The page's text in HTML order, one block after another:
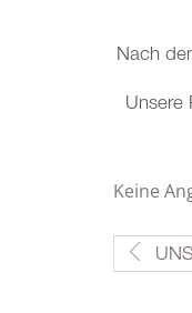
Nach
Unsere
Keine